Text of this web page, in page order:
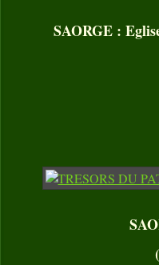
SAORGE :